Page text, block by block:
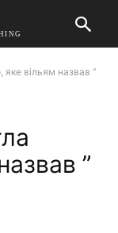
яке вільям назвав ”
”